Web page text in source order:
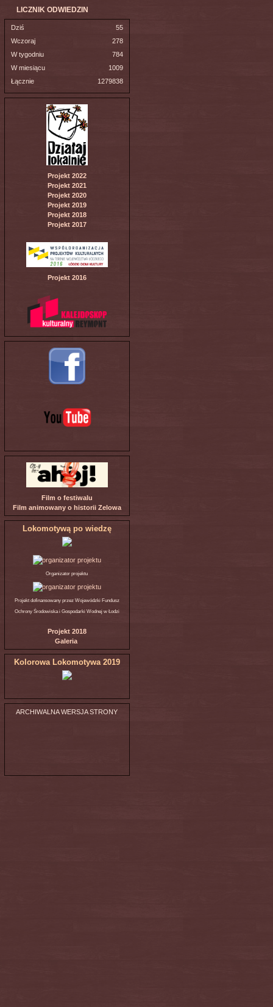
LICZNIK ODWIEDZIN
Dziś
55
Wczoraj
278
W tygodniu
784
W miesiącu
1009
Łącznie
1279838
Projekt 2022
Projekt 2021
Projekt 2020
Projekt 2019
Projekt 2018
Projekt 2017
Projekt 2016
Film o festiwalu
Film animowany o historii Zelowa
Lokomotywą po wiedzę
Organizator projektu
Projekt dofinansowany przez Wojewódzki Fundusz
Ochrony Środowiska i Gospodarki Wodnej w Łodzi
Projekt 2018
Galeria
Kolorowa Lokomotywa 2019
ARCHIWALNA WERSJA STRONY